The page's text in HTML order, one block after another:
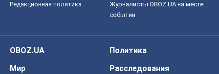
Редакционная политика
Журналисты OBOZ.UA на месте
событий
OBOZ.UA
Политика
Мир
Расследования